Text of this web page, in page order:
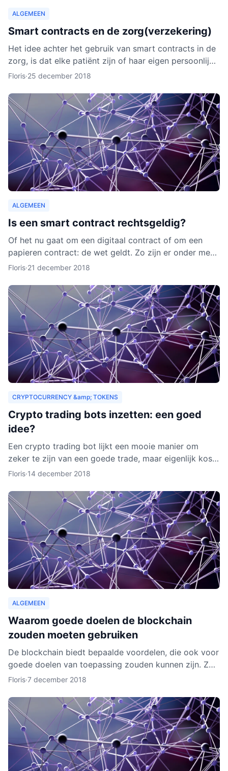
ALGEMEEN
Smart contracts en de zorg(verzekering)
Het idee achter het gebruik van smart contracts in de
zorg, is dat elke patiënt zijn of haar eigen persoonlijke
data vanaf ieder online apparaat kan inzien en b
Floris·25 december 2018
ALGEMEEN
Is een smart contract rechtsgeldig?
Of het nu gaat om een digitaal contract of om een
papieren contract: de wet geldt. Zo zijn er onder meer
regels over de privacy van de deelnemers aan het
Floris·21 december 2018
CRYPTOCURRENCY &amp; TOKENS
Crypto trading bots inzetten: een goed
idee?
Een crypto trading bot lijkt een mooie manier om
zeker te zijn van een goede trade, maar eigenlijk kost
het instellen van een bot nog aardig wat tijd en
Floris·14 december 2018
ALGEMEEN
Waarom goede doelen de blockchain
zouden moeten gebruiken
De blockchain biedt bepaalde voordelen, die ook voor
goede doelen van toepassing zouden kunnen zijn. Zo
zouden organisaties ook een heel nieuw publiek
Floris·7 december 2018